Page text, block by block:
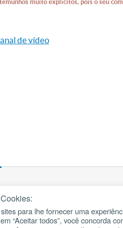
muito explícitos, pois o seu
de vídeo
– 2026
para lhe fornecer uma
“Aceitar todos”, você concorda